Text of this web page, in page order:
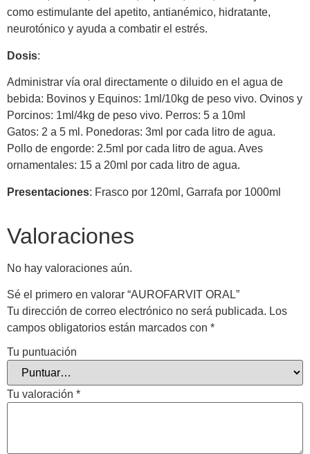
como estimulante del apetito, antianémico, hidratante,
neurotónico y ayuda a combatir el estrés.
Dosis:
Administrar vía oral directamente o diluido en el agua de
bebida: Bovinos y Equinos: 1ml/10kg de peso vivo. Ovinos y
Porcinos: 1ml/4kg de peso vivo. Perros: 5 a 10ml
Gatos: 2 a 5 ml. Ponedoras: 3ml por cada litro de agua.
Pollo de engorde: 2.5ml por cada litro de agua. Aves
ornamentales: 15 a 20ml por cada litro de agua.
Presentaciones: Frasco por 120ml, Garrafa por 1000ml
Valoraciones
No hay valoraciones aún.
Sé el primero en valorar “AUROFARVIT ORAL”
Tu dirección de correo electrónico no será publicada. Los
campos obligatorios están marcados con *
Tu puntuación
Tu valoración *